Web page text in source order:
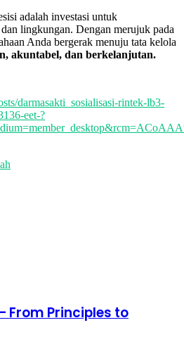
adalah investasi untuk
lingkungan. Dengan merujuk pada
Anda bergerak menuju tata kelola
akuntabel, dan berkelanjutan.
darmasakti_sosialisasi-rintek-lb3-
eet-?
From Principles to